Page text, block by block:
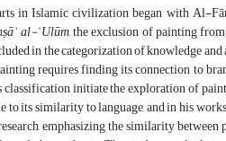
in Islamic civilization began with Al-
al-ʿUlūm, the exclusion of painting
in the categorization of knowledge
requires finding its connection to
initiate the exploration of
to its similarity to language, and in his
emphasizing the similarity between